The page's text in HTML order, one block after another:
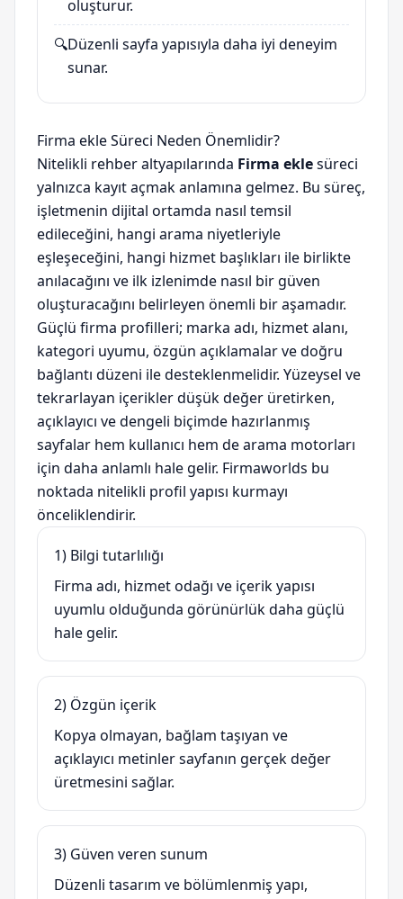
oluşturur.
🔍Düzenli sayfa yapısıyla daha iyi deneyim
sunar.
Firma ekle Süreci Neden Önemlidir?
Nitelikli rehber altyapılarında Firma eklesüreci
yalnızca kayıt açmak anlamına gelmez. Bu süreç,
işletmenin dijital ortamda nasıl temsil
edileceğini, hangi arama niyetleriyle
eşleşeceğini, hangi hizmet başlıkları ile birlikte
anılacağını ve ilk izlenimde nasıl bir güven
oluşturacağını belirleyen önemli bir aşamadır.
Güçlü firma profilleri; marka adı, hizmet alanı,
kategori uyumu, özgün açıklamalar ve doğru
bağlantı düzeni ile desteklenmelidir. Yüzeysel ve
tekrarlayan içerikler düşük değer üretirken,
açıklayıcı ve dengeli biçimde hazırlanmış
sayfalar hem kullanıcı hem de arama motorları
için daha anlamlı hale gelir. Firmaworlds bu
noktada nitelikli profil yapısı kurmayı
önceliklendirir.
1) Bilgi tutarlılığı
Firma adı, hizmet odağı ve içerik yapısı
uyumlu olduğunda görünürlük daha güçlü
hale gelir.
2) Özgün içerik
Kopya olmayan, bağlam taşıyan ve
açıklayıcı metinler sayfanın gerçek değer
üretmesini sağlar.
3) Güven veren sunum
Düzenli tasarım ve bölümlenmiş yapı,